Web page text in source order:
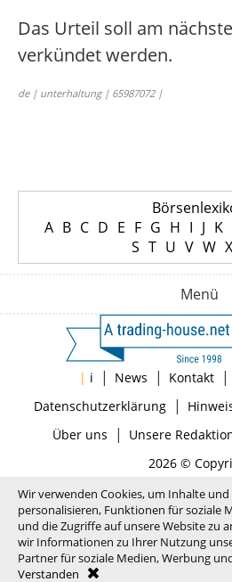
Das Urteil soll am
verkündet werden.
de | unterhaltung | 65987072 |
A B C D E F G H I J K
S T U V W X
Menü
| i | News | Kontakt |
Datenschutzerklärung|
Über uns | Unsere
2026 ©
Wir verwenden Cookies, um Inhalte und
personalisieren, Funktionen für soziale
und die Zugriffe auf unsere Website zu
wir Informationen zu Ihrer Nutzung
Partner für soziale Medien, Werbung
Verstanden